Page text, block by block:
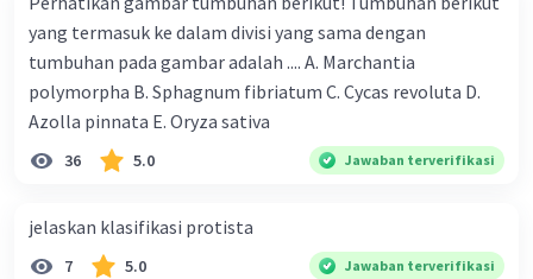
meningkatkan keberlanjutan pengelolaan
Beri Rating ·0.0
Jawaban terverifikasi
yang termasuk ke dalam divisi yang sama dengan
tumbuhan pada gambar adalah .... A. Marchantia
polymorpha B. Sphagnum fibriatum C. Cycas revoluta D.
Azolla pinnata E. Oryza sativa
36 5.0 Jawaban terverifikasi
jelaskan klasifikasi protista
7 5.0 Jawaban terverifikasi